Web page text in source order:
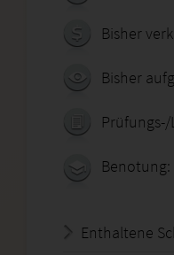
Bisher
Bisher
Benotung:
Enthaltene